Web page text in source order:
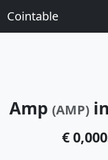
Cointable
Amp (AMP)
€